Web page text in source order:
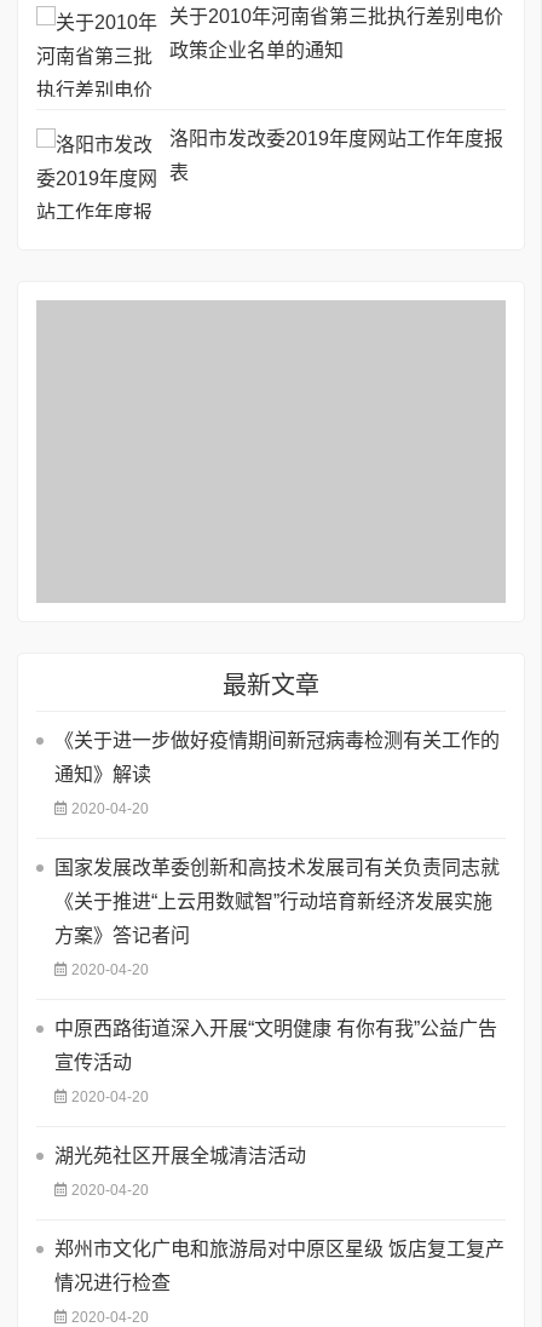
关于2010年河南省第三批执行差别电价
政策企业名单的通知
洛阳市发改委2019年度网站工作年度报
表
最新文章
《关于进一步做好疫情期间新冠病毒检测有关工作的
通知》解读
2020-04-20
国家发展改革委创新和高技术发展司有关负责同志就
《关于推进“上云用数赋智”行动培育新经济发展实施
方案》答记者问
2020-04-20
中原西路街道深入开展“文明健康 有你有我”公益广告
宣传活动
2020-04-20
湖光苑社区开展全城清洁活动
2020-04-20
郑州市文化广电和旅游局对中原区星级 饭店复工复产
情况进行检查
2020-04-20